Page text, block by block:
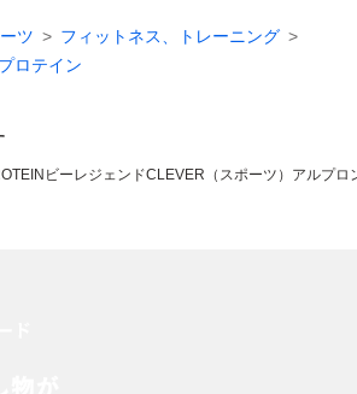
ツ
フィットネス、トレーニング
ロテイン
ビーレジェンドCLEVER（スポーツ） アルプロ